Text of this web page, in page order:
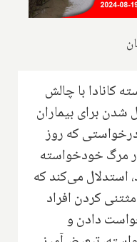
کانادا با چالش
شدن برای بیماران
که روز
مرگ خودخواسته
استدلال می‌کند که
کردن افراد
دادن و